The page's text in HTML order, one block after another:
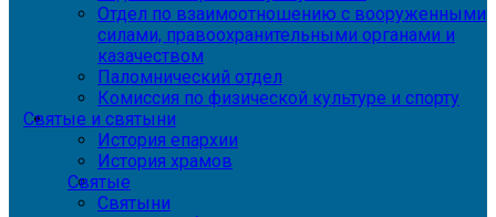
Отдел по взаимоотношению с вооруженными
силами, правоохранительными органами и
казачеством
Паломнический отдел
Комиссия по физической культуре и спорту
Святые и святыни
История епархии
История храмов
Святые
Святыни